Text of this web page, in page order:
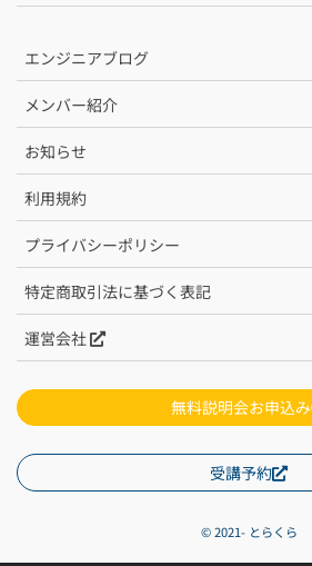
エンジニアブログ
メンバー紹介
お知らせ
利用規約
プライバシーポリシー
特定商取引法に基づく表記
運営会社
無料説明会お申込み
受講予約
© 2021- とらくら